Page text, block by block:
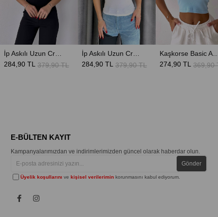
284,90 TL 379,90 TL 284,90 TL 379,90 TL 274,90 TL 369,90
E-BÜLTEN KAYIT
Kampanyalarımızdan ve indirimlerimizden güncel olarak haberdar olun.
Gönder
Üyelik koşullarını vekişisel verilerimin korunmasını kabul ediyorum.